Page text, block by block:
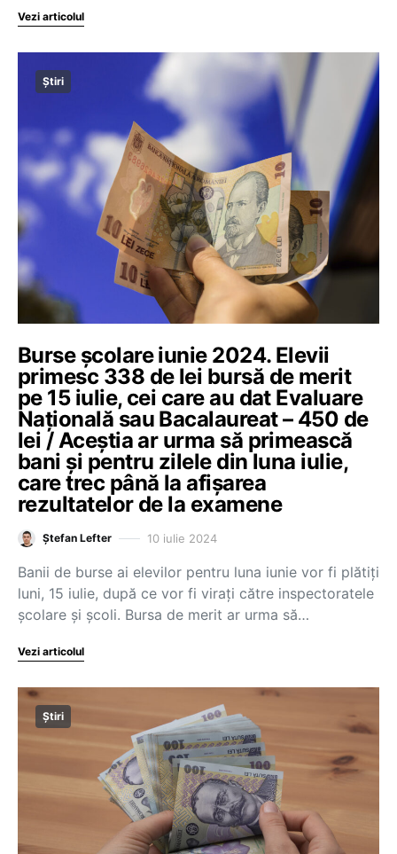
Vezi articolul
Știri
Burse școlare iunie 2024. Elevii
primesc 338 de lei bursă de merit
pe 15 iulie, cei care au dat Evaluare
Națională sau Bacalaureat – 450 de
lei / Aceștia ar urma să primească
bani și pentru zilele din luna iulie,
care trec până la afișarea
rezultatelor de la examene
Ștefan Lefter 10 iulie 2024
Banii de burse ai elevilor pentru luna iunie vor fi plătiți
luni, 15 iulie, după ce vor fi virați către inspectoratele
școlare și școli. Bursa de merit ar urma să…
Vezi articolul
Știri